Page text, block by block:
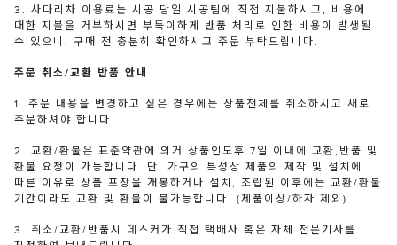
3. 사다리차 이용료는 시공 당일 시공팀에 직접 지불하시고, 비용에
대한 지불을 거부하시면 부득이하게 반품 처리로 인한 비용이 발생될
수 있으니, 구매 전 충분히 확인하시고 주문 부탁드립니다.
주문 취소/교환 반품 안내
1. 주문 내용을 변경하고 싶은 경우에는 상품전체를 취소하시고 새로
주문하셔야 합니다.
2. 교환/환불은 표준약관에 의거 상품인도후 7일 이내에 교환,반품 및
환불 요청이 가능합니다. 단, 가구의 특성상 제품의 제작 및 설치에
따른 이유로 상품 포장을 개봉하거나 설치, 조립된 이후에는 교환/환불
기간이라도 교환 및 환불이 불가능합니다. (제품이상/하자 제외)
3. 취소/교환/반품시 데스커가 직접 택배사 혹은 자체 전문기사를